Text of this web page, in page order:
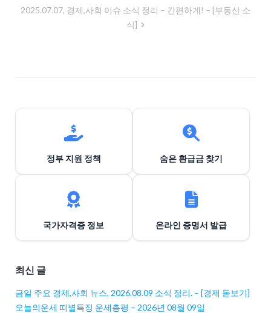
비
2025.07.07, 경제,사회 이슈 소식 정리 – 간편하게! – [부동산 소
식]
정부 지원 정책 숨은 환급금 찾기
국가자격증 정보 온라인 증명서 발급
최신 글
금일 주요 경제,사회 뉴스, 2026.08.09 소식 정리. – [경제 돋보기]
오늘의운세 띠별특징 운세총평 – 2026년 08월 09일